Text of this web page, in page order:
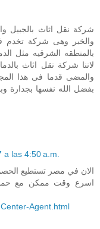
شركة نقل اثاث بالجبيل
والخبر وهى شركة تخدم
بالمنطقه الشرقيه مثل
لاننا شركة نقل اثاث
والمضى قدما فى هذا
بفضل الله نفسها بجدارة
a las 4:50 a.m.
الان في مصر تستطيع
اسرع وقت ممكن مع
Agent.html